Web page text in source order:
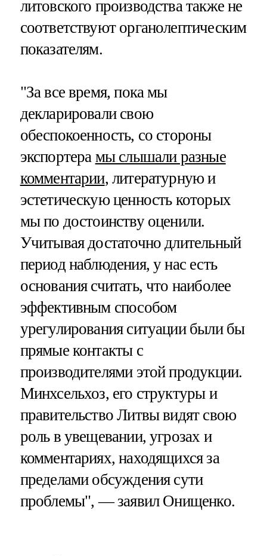
литовского производства также не
соответствуют органолептическим
показателям.
"За все время, пока мы
декларировали свою
обеспокоенность, со стороны
экспортера мы слышали разные
комментарии, литературную и
эстетическую ценность которых
мы по достоинству оценили.
Учитывая достаточно длительный
период наблюдения, у нас есть
основания считать, что наиболее
эффективным способом
урегулирования ситуации были бы
прямые контакты с
производителями этой продукции.
Минхсельхоз, его структуры и
правительство Литвы видят свою
роль в увещевании, угрозах и
комментариях, находящихся за
пределами обсуждения сути
проблемы", — заявил Онищенко.